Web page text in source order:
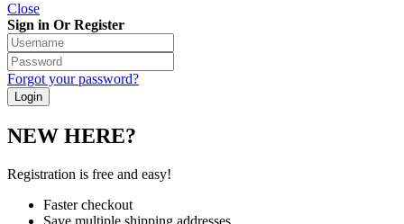
Close
Sign in Or Register
Forgot your password?
NEW HERE?
Registration is free and easy!
Faster checkout
Save multiple shipping addresses